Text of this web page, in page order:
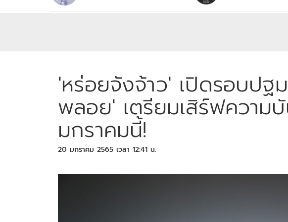
'หร่อยจังจ้าว' เปิดรอบป
พลอย' เตรียมเสิร์ฟความ
มกราคมนี้!
20 มกราคม 2565 เวลา 12:41 น.